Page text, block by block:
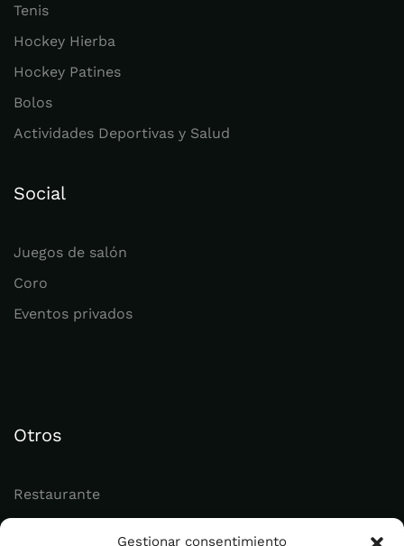
Gestionar consentimiento
Tenis
Hockey Hierba
Hockey Patines
Bolos
Actividades Deportivas y Salud
Social
Juegos de salón
Coro
Eventos privados
Otros
Restaurante